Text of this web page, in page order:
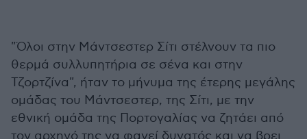
"Όλοι στην Μάντσεστερ Σίτι στέλνουν τα πιο
θερμά συλλυπητήρια σε σένα και στην
Τζορτζίνα", ήταν το μήνυμα της έτερης μεγάλης
ομάδας του Μάντσεστερ, της Σίτι, με την
εθνική ομάδα της Πορτογαλίας να ζητάει από